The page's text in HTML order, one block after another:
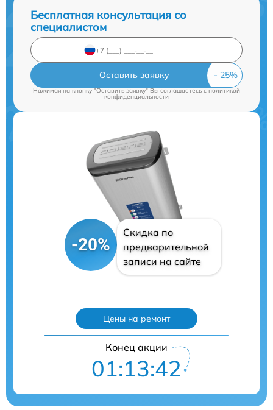
Бесплатная консультация со
специалистом
Оставить заявку
Нажимая на кнопку "Оставить заявку" Вы соглашаетесь cполитикой
конфиденциальности
-20%
Скидка по
предварительной
записи на сайте
Цены на ремонт
Конец акции
01:13:41